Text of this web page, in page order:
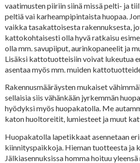
vaatimusten piiriin siinä missä pelti- ja
peltiä vai karheampipintaista huopaa.
vaikka tasakattoisesta rakennuksesta,
kattokohtaisesti olla hyvä ratkaisu
olla mm. savupiiput, aurinkopaneelit ja
Lisäksi kattotuotteisiin voivat lukeutua
asentaa myös mm. muiden
Rakennusmääräysten mukaiset
sellaisia siis vähänkään jyrkemmän
hyödyksi myös huopakatolla. Me
katon huoltoreitit, lumiesteet ja muut
Huopakatolla lapetikkaat asennetaan
kiinnityspaikkoja. Hieman tuotteesta ja
Jälkiasennuksissa homma hoituu